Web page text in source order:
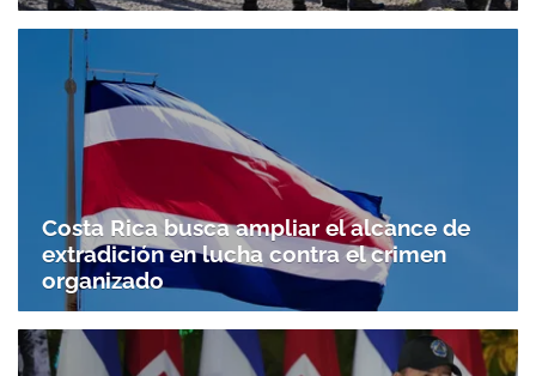
Costa Rica busca ampliar el alcance de
extradición en lucha contra el crimen
organizado